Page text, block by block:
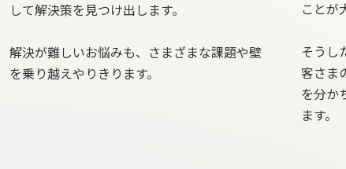
して解決策を見つけ出します。
解決が難しいお悩みも、さまざまな課題や壁
を乗り越えやりきります。
ことが
そうし
客さま
を分か
ます。